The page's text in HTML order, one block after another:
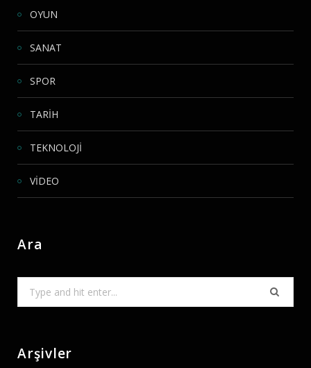
OYUN
SANAT
SPOR
TARİH
TEKNOLOJİ
VİDEO
Ara
Arşivler